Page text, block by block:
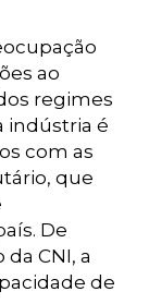
ao
regimes
indústria é
com as
que
De
CNI, a
de